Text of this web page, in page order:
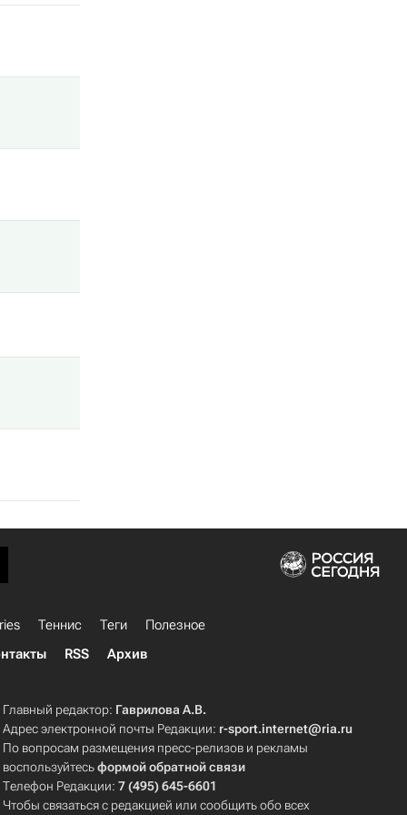
Теннис Теги
Полезное
RSS Архив
Главный редактор: Гаврилова А.В.
Адрес электронной почты Редакции: r-sport.internet@ria.ru
По вопросам размещения пресс-релизов и рекламы
воспользуйтесьформой обратной связи
Телефон Редакции:7 (495) 645-6601
Чтобы связаться с редакцией или сообщить обо всех